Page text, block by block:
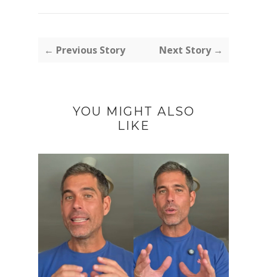
← Previous Story Next Story →
YOU MIGHT ALSO
LIKE